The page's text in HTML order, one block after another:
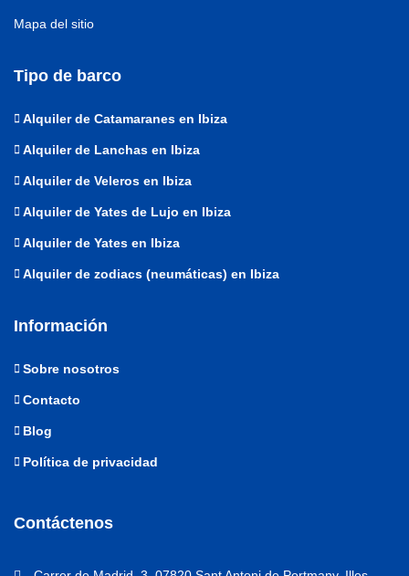
Mapa del sitio
Tipo de barco
Alquiler de Catamaranes en Ibiza
Alquiler de Lanchas en Ibiza
Alquiler de Veleros en Ibiza
Alquiler de Yates de Lujo en Ibiza
Alquiler de Yates en Ibiza
Alquiler de zodiacs (neumáticas) en Ibiza
Información
Sobre nosotros
Contacto
Blog
Política de privacidad
Contáctenos